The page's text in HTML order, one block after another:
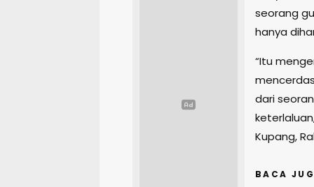
seorang
hanya
“Itu
dari
Kupang,
BACA